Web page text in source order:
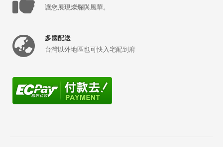
讓您展現燦爛與風華。
多國配送
台灣以外地區也可快入宅配到府